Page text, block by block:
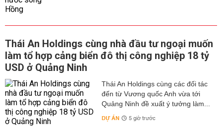
Thái An Holdings cùng nhà đầu tư ngoại muốn
làm tổ hợp cảng biển đô thị công nghiệp 18 tỷ
USD ở Quảng Ninh
Thái An Holdings cùng các đối tác
đến từ Vương quốc Anh vừa tới
Quảng Ninh đề xuất ý tưởng làm...
DỰ ÁN 5 giờ trước